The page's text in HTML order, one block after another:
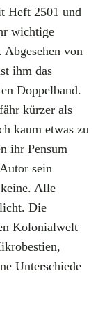
Heft 2501 und
wichtige
von
ihm das
Doppelband.
kürzer als
kaum etwas zu
ihr Pensum
sein
Alle
Die
Kolonialwelt
Unterschiede